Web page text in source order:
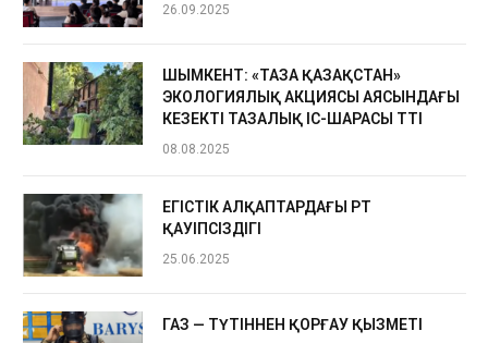
26.09.2025
ШЫМКЕНТ: «ТАЗА ҚАЗАҚСТАН»
ЭКОЛОГИЯЛЫҚ АКЦИЯСЫ АЯСЫНДАҒЫ
КЕЗЕКТІ ТАЗАЛЫҚ ІС-ШАРАСЫ ӨТТІ
08.08.2025
ЕГІСТІК АЛҚАПТАРДАҒЫ ӨРТ
ҚАУІПСІЗДІГІ
25.06.2025
ГАЗ — ТҮТІННЕН ҚОРҒАУ ҚЫЗМЕТІ